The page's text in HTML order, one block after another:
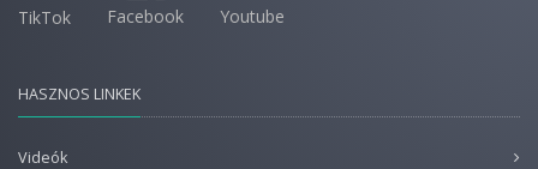
TikTok Facebook Youtube
HASZNOS LINKEK
Videók